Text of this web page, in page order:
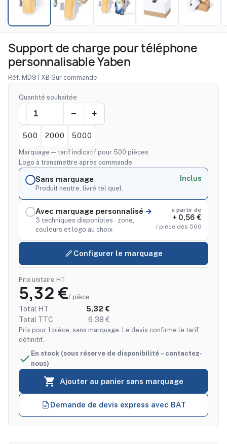
Support de charge pour téléphone
personnalisable Yaben
Réf. MD9TXB·Sur commande
Quantité souhaitée
500 2000 5000
Marquage — tarif indicatif pour 500 pièces
Logo à transmettre après commande
Sans marquage
Produit neutre, livré tel quel.
Inclus
Avec marquage personnalisé
3 techniques disponibles · zone,
couleurs et logo au choix
à partir de
+ 0,56 €
/ pièce dès 500
Configurer le marquage
 Ajouter au panier sans marquage
 En stock (sous réserve de disponibilité – contactez-
nous)
Prix unitaire HT
5,32 €/ pièce
Total HT
5,32 €
Total TTC
6,38 €
Prix pour 1 pièce, sans marquage. Le devis confirme le tarif
définitif.
Demande de devis express avec BAT